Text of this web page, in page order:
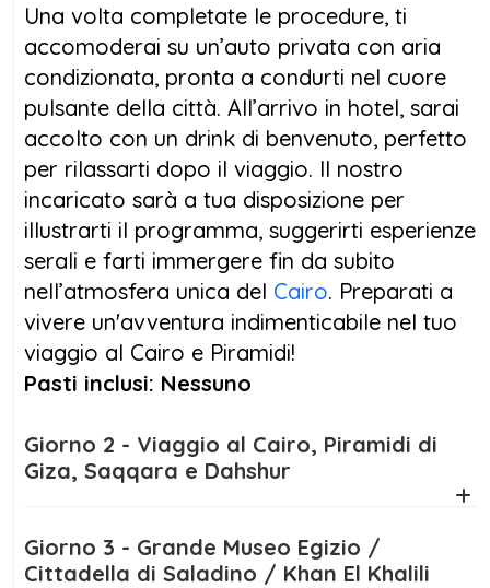
segreti dell’architettura egizia, seguita dalla
spettacolare visita aDahshurcon le sue
Piramidi uniche. Il terzo giorno, ti aspetta
ilGrande Museo Egizio, custode di inestimabili
tesori, seguito dallaCittadella di Saladinoe
dalla vibrante atmosfera delmercato di
Khan El Khalili.
Per chi desidera arricchire ancora di più il
proprio viaggio organizzato al Cairo, è
disponibile un’escursione adAlessandria , una
perla sul Mediterraneo con un affascinante
mix di storia greco-romana ed egiziana.
Concluderai il tuoviaggio in Egitto Piramidi
e Cairocon un bagaglio pieno di emozioni e
ricordi straordinari. Se hai sempre sognato di
il viaggio perfetto per te!
Una volta completate le procedure, ti
accomoderai su un’auto privata con aria
condizionata, pronta a condurti nel cuore
pulsante della città. All’arrivo in hotel, sarai
accolto con un drink di benvenuto, perfetto
per rilassarti dopo il viaggio. Il nostro
incaricato sarà a tua disposizione per
illustrarti il programma, suggerirti esperienze
serali e farti immergere fin da subito
nell’atmosfera unica del Cairo. Preparati a
vivere un'avventura indimenticabile nel tuo
viaggio al Cairo e Piramidi!
Pasti inclusi: Nessuno
Giorno 2 - Viaggio al Cairo, Piramidi di
Giza, Saqqara e Dahshur
Giorno 3 - Grande Museo Egizio /
Cittadella di Saladino / Khan El Khalili